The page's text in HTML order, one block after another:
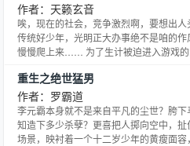
作者：天籁玄音
唉，现在的社会，竞争激烈啊，要想出
传统好少年，光明正大办事绝不是咱的
慢慢爬上来…… 为了生计被迫进入游戏的
一个美女的芳心，一件又一件极品的装备
的宠儿！ 在月光的背景下，在肖岚面前,
重生之绝世猛男
作者：罗霸道
李元霸本身就不是来自平凡的尘世？胯
知造下多少杀孽？更喜把人掷向空中，
场景，映衬着一个十二岁少年的黄瘦面容